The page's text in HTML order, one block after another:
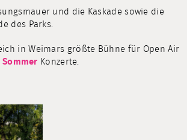
und die Kaskade sowie die
des Parks.
in Weimars größte Bühne für Open Air
Konzerte.